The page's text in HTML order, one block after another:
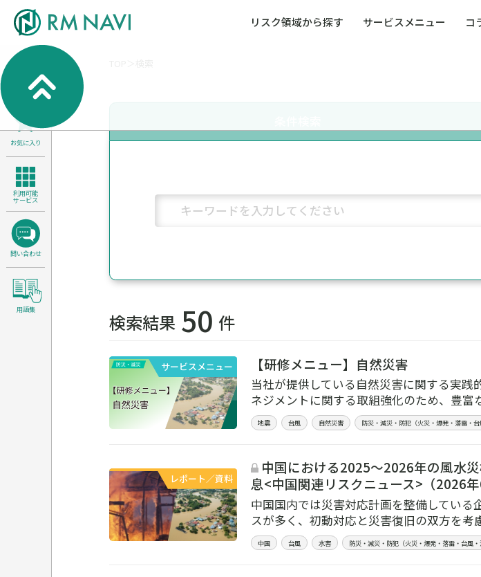
リスク領域から探す サービスメニュー コ
サイバーリスク／情報セキュリティ
健康経営・人事・組織課
サステナビリティ経営支援
人権・人的資本課題解決
検索
お気に入り
利用可能
サービス
問い合わせ
用語集
検索結果 50 件
サービスメニュー 【研修メニュー】自然災害
当社が提供している自然災害に関する実
ネジメントに関する取組強化のため、豊富
地震 台風 自然災害 防災・減災・防犯（火災・爆発・落雷・台
レポート／資料
中国における2025～2026年の風水
息<中国関連リスクニュース>（2026年
中国国内では災害対応計画を整備してい
スが多く、初動対応と災害復旧の双方を考
中国 台風 水害 防災・減災・防犯（火災・爆発・落雷・台風・